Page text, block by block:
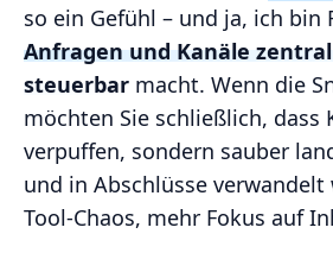
so ein Gefühl – und ja, ich bin
Anfragen und Kanäle
steuerbar macht. Wenn die
möchten Sie schließlich, dass
verpuffen, sondern sauber
und in Abschlüsse verwandelt
Tool-Chaos, mehr Fokus auf